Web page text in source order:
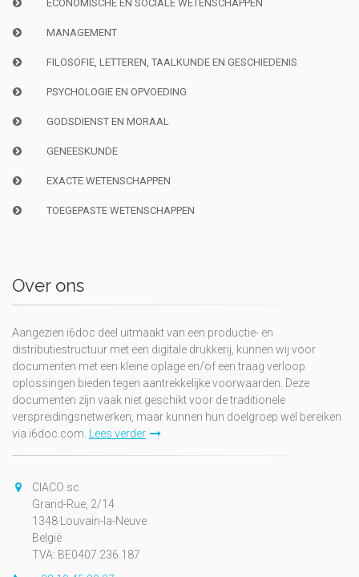
ECONOMISCHE EN SOCIALE WETENSCHAPPEN
MANAGEMENT
FILOSOFIE, LETTEREN, TAALKUNDE EN GESCHIEDENIS
PSYCHOLOGIE EN OPVOEDING
GODSDIENST EN MORAAL
GENEESKUNDE
EXACTE WETENSCHAPPEN
TOEGEPASTE WETENSCHAPPEN
Over ons
Aangezien i6doc deel uitmaakt van een productie- en
distributiestructuur met een digitale drukkerij, kunnen wij voor
documenten met een kleine oplage en/of een traag verloop
oplossingen bieden tegen aantrekkelijke voorwaarden. Deze
documenten zijn vaak niet geschikt voor de traditionele
verspreidingsnetwerken, maar kunnen hun doelgroep wel bereiken
via i6doc.com.
Lees verder
CIACO sc
Grand-Rue, 2/14
1348 Louvain-la-Neuve
België
TVA: BE0407.236.187